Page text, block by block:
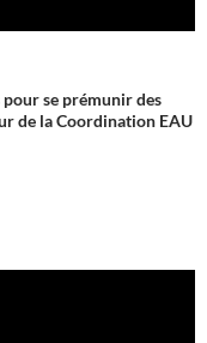
se prémunir des
de la Coordination EAU